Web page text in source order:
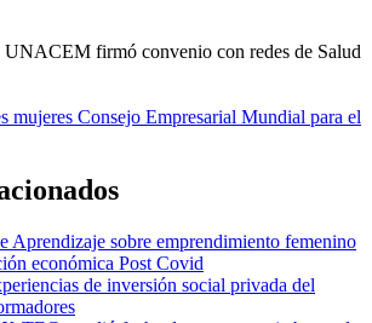
UNACEM firmó convenio con redes de Salud
mujeres Consejo Empresarial Mundial para el
Aprendizaje sobre emprendimiento femenino
económica Post Covid
de inversión social privada del